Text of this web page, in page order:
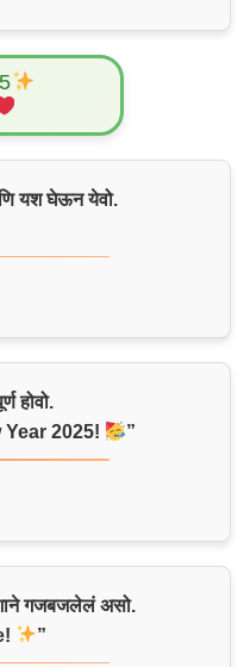
यश घेऊन येवो.
होवो.
Year 2025! ”
गजबजलेलं असो.
”